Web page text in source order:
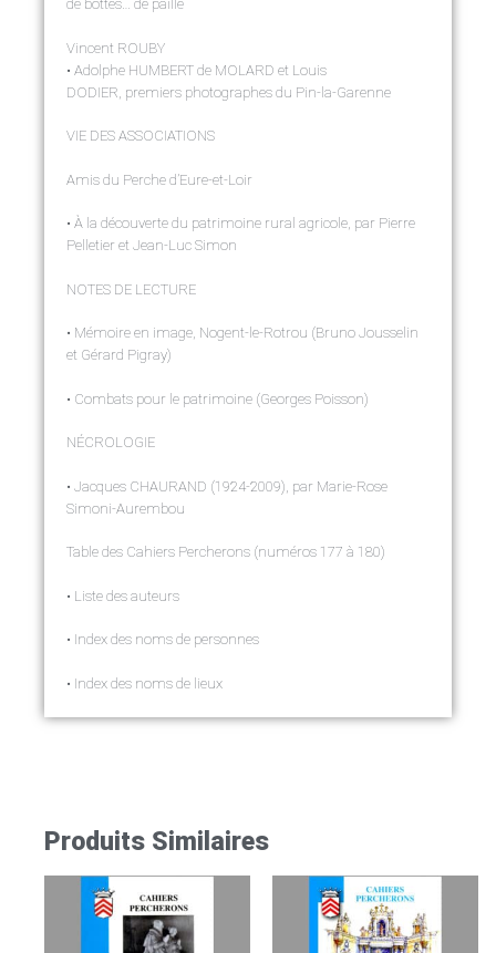
de bottes… de paille
Vincent ROUBY
• Adolphe HUMBERT de MOLARD et Louis
DODIER, premiers photographes du Pin-la-Garenne
VIE DES ASSOCIATIONS
Amis du Perche d’Eure-et-Loir
• À la découverte du patrimoine rural agricole, par Pierre
Pelletier et Jean-Luc Simon
NOTES DE LECTURE
• Mémoire en image, Nogent-le-Rotrou (Bruno Jousselin
et Gérard Pigray)
• Combats pour le patrimoine (Georges Poisson)
NÉCROLOGIE
• Jacques CHAURAND (1924-2009), par Marie-Rose
Simoni-Aurembou
Table des Cahiers Percherons (numéros 177 à 180)
• Liste des auteurs
• Index des noms de personnes
• Index des noms de lieux
Produits Similaires